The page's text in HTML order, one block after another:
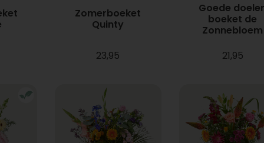
Zomerboeket
Quinty
23,95
Goede
boeket de
Zonnebloem
21,95